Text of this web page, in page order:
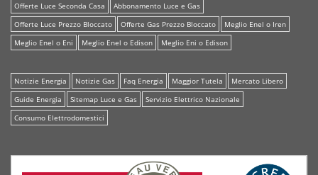
Offerte Luce Seconda Casa
Abbonamento Luce e Gas
Offerte Luce Prezzo Bloccato
Offerte Gas Prezzo Bloccato
Meglio Enel o Iren
Meglio Enel o Eni
Meglio Enel o Edison Meglio Eni o Edison
Notizie Energia Notizie Gas Faq Energia Maggior Tutela
Mercato Libero
Guide Energia
Sitemap Luce e Gas
Servizio Elettrico Nazionale
Consumo Elettrodomestici